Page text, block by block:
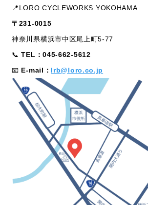
📍LORO CYCLEWORKS YOKOHAMA
〒231-0015
神奈川県横浜市中区尾上町5-77
📞TEL：045-662-5612
📧 E-mail： lrb@loro.co.jp